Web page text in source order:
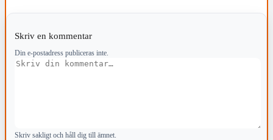
Skriv en kommentar
Din e-postadress publiceras inte.
Kommentar
Skriv sakligt och håll dig till ämnet.